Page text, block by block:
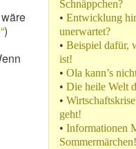
)
Schnäppchen?
• Entwicklung
unerwartet?
• Beispiel dafür,
ist!
• Ola kann’s
• Die heile Welt
•
geht!
• Informationen
Sommermärchen!